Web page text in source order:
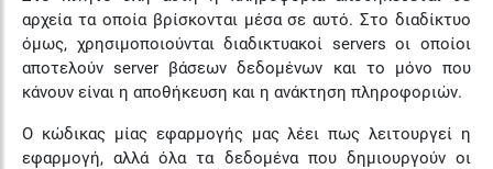
αρχεία τα οποία βρίσκονται μέσα σε αυτό. Στο διαδίκτυο
όμως, χρησιμοποιούνται διαδικτυακοί servers οι οποίοι
αποτελούν server βάσεων δεδομένων και το μόνο που
κάνουν είναι η αποθήκευση και η ανάκτηση πληροφοριών.
Ο κώδικας μίας εφαρμογής μας λέει πως λειτουργεί η
εφαρμογή, αλλά όλα τα δεδομένα που δημιουργούν οι